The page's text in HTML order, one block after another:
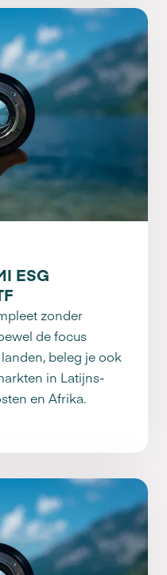
ESG
zonder
de focus
beleg je ook
in Latijns-
en Afrika.